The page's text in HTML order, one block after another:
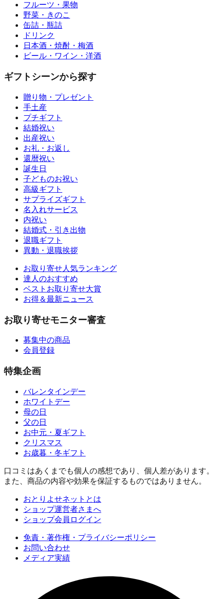
フルーツ・果物
野菜・きのこ
缶詰・瓶詰
ドリンク
日本酒・焼酎・梅酒
ビール・ワイン・洋酒
ギフトシーンから探す
贈り物・プレゼント
手土産
プチギフト
結婚祝い
出産祝い
お礼・お返し
還暦祝い
誕生日
子どものお祝い
高級ギフト
サプライズギフト
名入れサービス
内祝い
結婚式・引き出物
退職ギフト
異動・退職挨拶
お取り寄せ人気ランキング
達人のおすすめ
ベストお取り寄せ大賞
お得＆最新ニュース
お取り寄せモニター審査
募集中の商品
会員登録
特集企画
バレンタインデー
ホワイトデー
母の日
父の日
お中元・夏ギフト
クリスマス
お歳暮・冬ギフト
口コミはあくまでも個人の感想であり、個人差があります。
また、商品の内容や効果を保証するものではありません。
おとりよせネットとは
ショップ運営者さまへ
ショップ会員ログイン
免責・著作権・プライバシーポリシー
お問い合わせ
メディア実績